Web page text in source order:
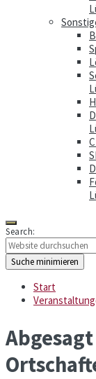
Search:
Suche minimieren
Start